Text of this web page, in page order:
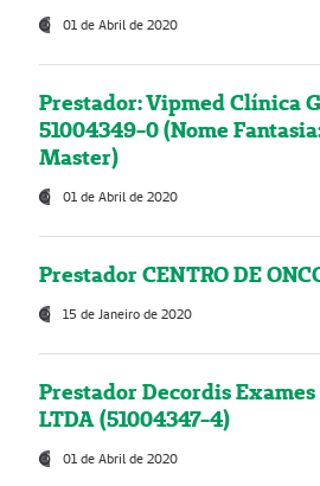
01 de Abril de 2020
Prestador: Vipmed Clínica
51004349-0 (Nome
Master)
01 de Abril de 2020
Prestador CENTRO DE
15 de Janeiro de 2020
Prestador Decordis
LTDA (51004347-4)
01 de Abril de 2020